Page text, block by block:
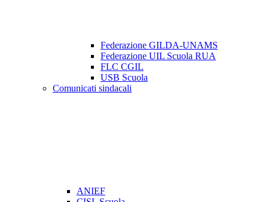
Federazione GILDA-UNAMS
Federazione UIL Scuola RUA
FLC CGIL
USB Scuola
Comunicati sindacali
ANIEF